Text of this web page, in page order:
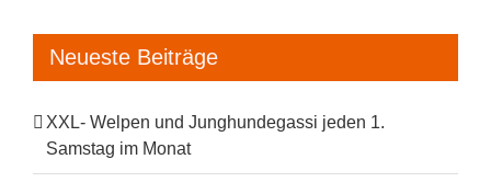
Neueste Beiträge
XXL- Welpen und Junghundegassi jeden 1.
Samstag im Monat